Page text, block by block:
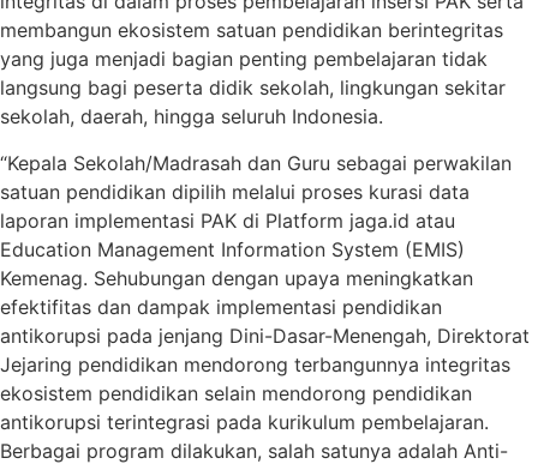
membangun ekosistem satuan pendidikan berintegritas
yang juga menjadi bagian penting pembelajaran tidak
langsung bagi peserta didik sekolah, lingkungan sekitar
sekolah, daerah, hingga seluruh Indonesia.
“Kepala Sekolah/Madrasah dan Guru sebagai perwakilan
satuan pendidikan dipilih melalui proses kurasi data
laporan implementasi PAK di Platform jaga.id atau
Education Management Information System (EMIS)
Kemenag. Sehubungan dengan upaya meningkatkan
efektifitas dan dampak implementasi pendidikan
antikorupsi pada jenjang Dini-Dasar-Menengah, Direktorat
Jejaring pendidikan mendorong terbangunnya integritas
ekosistem pendidikan selain mendorong pendidikan
antikorupsi terintegrasi pada kurikulum pembelajaran.
Berbagai program dilakukan, salah satunya adalah Anti-